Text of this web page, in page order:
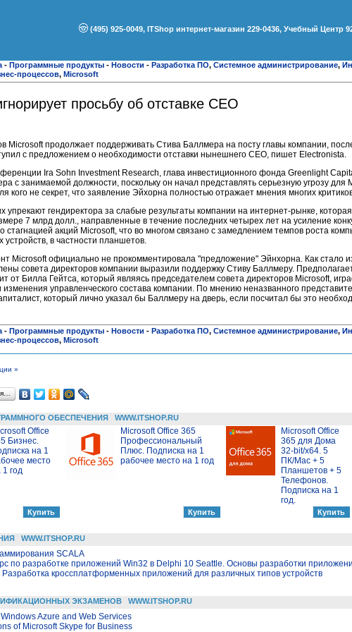
(495) 925-0049, ITShop интернет-магазин 229-0436, Учебный Центр
- Программные продукты - Новости - Разработка ПО, Системное администрирование,
процессов, Microsoft
просьбу об отставке CEO
Microsoft продолжает поддерживать Стива Баллмера на посту главы компании,
с предложением о необходимости отставки нынешнего CEO, пишет Electronista.
Ira Sohn Investment Research, глава инвестиционного фонда Greenlight
с занимаемой должности, поскольку он начал представлять серьезную угрозу для
кого не секрет, что заявление Эйхорна полностью отражает мнения многих
упрекают гендиректора за слабые результаты компании на интернет-рынке,
7 млрд долл., направленные в течение последних четырех лет на усиление
стагнацией акций Microsoft, что во многом связано с замедлением темпов роста
в частности планшетов.
Microsoft официально не прокомментировала "предложение" Эйнхорна. Как стало
совета директоров компании выразили поддержку Стиву Баллмеру.
от Билла Гейтса, который являясь председателем совета директоров Microsoft,
управленческого состава компании. По мнению неназванного
который лично указал бы Баллмеру на дверь, если посчитал бы это
- Программные продукты - Новости - Разработка ПО, Системное администрирование,
процессов, Microsoft
»
ОБЕСПЕЧЕНИЯ WWW.ITSHOP.RU
Office
Бизнес.
на 1
место
1 год
Microsoft Office 365
Профессиональный
Плюс. Подписка на 1
рабочее место на 1 год
Microsoft Office
365 для Дома
32-bit/x64. 5
ПК/Mac + 5
Планшетов + 5
Телефонов.
Подписка на 1
год.
WWW.ITSHOP.RU
SCALA
по разработке приложений Win32 в Delphi 10 Seattle. Основы разработки
Разработка кроссплатформенных приложений для различных типов устройств
ЭКЗАМЕНОВ
WWW.ITSHOP.RU
Azure and Web Services
of Microsoft Skype for Business